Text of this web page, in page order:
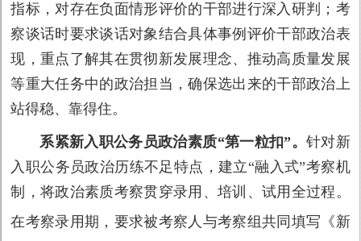
指标，对存在负面情形评价的干部进行深入研判；考
察谈话时要求谈话对象结合具体事例评价干部政治表
现，重点了解其在贯彻新发展理念、推动高质量发展
等重大任务中的政治担当，确保选出来的干部政治上
站得稳、靠得住。
系紧新入职公务员政治素质“第一粒扣”。 针对新
入职公务员政治历练不足特点，建立“融入式”考察机
制，将政治素质考察贯穿录用、培训、试用全过程。
在考察录用期，要求被考察人 与考察组共同填写《新